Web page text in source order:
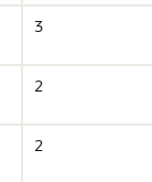
3
2
2